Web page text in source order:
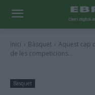
Inici Bàsquet
Aquest cap
de les competicions...
Bàsquet